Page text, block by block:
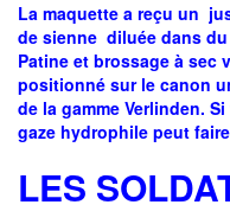
La maquette a reçu un
de sienne diluée dans
Patine et brossage à sec
positionné sur le canon
de la gamme Verlinden.
gaze hydrophile peut
LES